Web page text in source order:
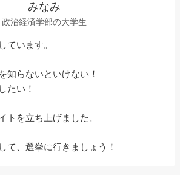
みなみ
政治経済学部の大学生
ています。
知らないといけない！
たい！
トを立ち上げました。
て、選挙に行きましょう！